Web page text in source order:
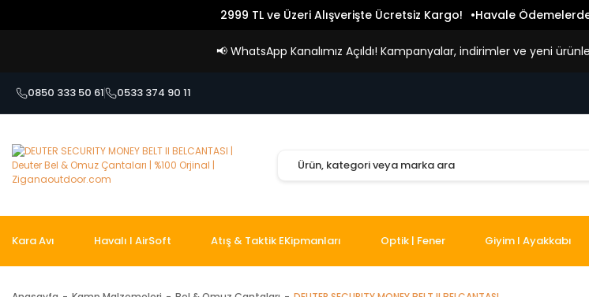
2999 TL ve Üzeri Alışverişte Ücretsiz Kargo! Havale
📢 WhatsApp Kanalımız Açıldı! Kampanyalar, indirimler ve yeni
0850 333 50 61 0533 374 90 11
Kara Avı Havalı I AirSoft Atış & Taktik EKipmanları Optik | Fener Giyim I Ayakkabı